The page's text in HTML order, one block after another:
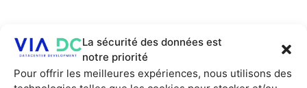
La sécurité des données est
notre priorité
Pour offrir les meilleures expériences, nous utilisons des